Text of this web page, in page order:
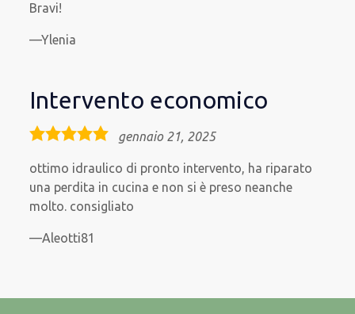
Bravi!
Ylenia
Intervento economico
5,0
gennaio 21, 2025
ottimo idraulico di pronto intervento, ha riparato
una perdita in cucina e non si è preso neanche
molto. consigliato
Aleotti81